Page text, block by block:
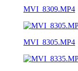
MVI_8309.MP4
MVI_8305.MP4